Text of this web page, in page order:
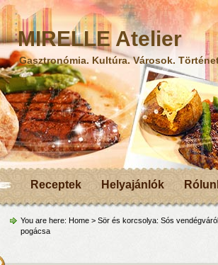
MIRELLE Atelier
Gasztronómia. Kultúra. Városok.
Receptek Helyajánlók
You are here: Home > Sör és korcsolya: Sós
pogácsa